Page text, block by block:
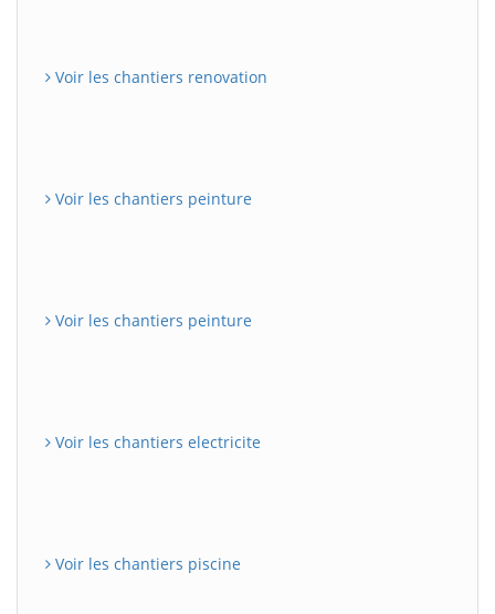
Voir les chantiers renovation
Voir les chantiers peinture
Voir les chantiers peinture
Voir les chantiers electricite
Voir les chantiers piscine